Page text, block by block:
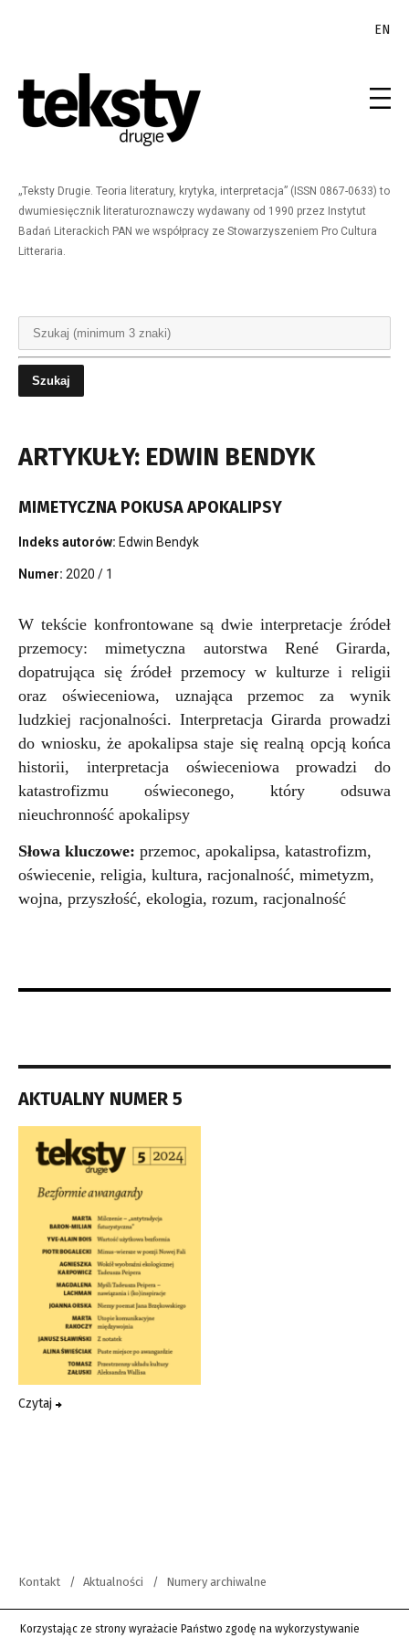
EN
„Teksty Drugie. Teoria literatury, krytyka, interpretacja” (ISSN 0867-0633) to
dwumiesięcznik literaturoznawczy wydawany od 1990 przez Instytut
Badań Literackich PAN we współpracy ze Stowarzyszeniem Pro Cultura
Litteraria.
ARTYKUŁY: EDWIN BENDYK
MIMETYCZNA POKUSA APOKALIPSY
Indeks autorów: Edwin Bendyk
Numer: 2020 / 1
W tekście konfrontowane są dwie interpretacje źródeł
przemocy: mimetyczna autorstwa René Girarda,
dopatrująca się źródeł przemocy w kulturze i religii
oraz oświeceniowa, uznająca przemoc za wynik
ludzkiej racjonalności. Interpretacja Girarda prowadzi
do wniosku, że apokalipsa staje się realną opcją końca
historii, interpretacja oświeceniowa prowadzi do
katastrofizmu oświeconego, który odsuwa
nieuchronność apokalipsy
Słowa kluczowe: przemoc, apokalipsa, katastrofizm,
oświecenie, religia, kultura, racjonalność, mimetyzm,
wojna, przyszłość, ekologia, rozum, racjonalność
AKTUALNY NUMER 5
Czytaj
Kontakt Aktualności Numery archiwalne
copyright 2012-2026 Wszystkie prawa zastrzeżone | Teksty Drugie
Korzystając ze strony wyrażacie Państwo zgodę na wykorzystywanie